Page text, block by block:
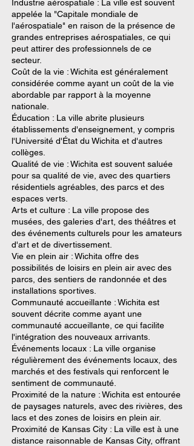
Industrie aérospatiale : La ville est souvent
appelée la "Capitale mondiale de
l'aérospatiale" en raison de la présence de
grandes entreprises aérospatiales, ce qui
peut attirer des professionnels de ce
secteur.
Coût de la vie : Wichita est généralement
considérée comme ayant un coût de la vie
abordable par rapport à la moyenne
nationale.
Éducation : La ville abrite plusieurs
établissements d'enseignement, y compris
l'Université d'État du Wichita et d'autres
collèges.
Qualité de vie : Wichita est souvent saluée
pour sa qualité de vie, avec des quartiers
résidentiels agréables, des parcs et des
espaces verts.
Arts et culture : La ville propose des
musées, des galeries d'art, des théâtres et
des événements culturels pour les amateurs
d'art et de divertissement.
Vie en plein air : Wichita offre des
possibilités de loisirs en plein air avec des
parcs, des sentiers de randonnée et des
installations sportives.
Communauté accueillante : Wichita est
souvent décrite comme ayant une
communauté accueillante, ce qui facilite
l'intégration des nouveaux arrivants.
Événements locaux : La ville organise
régulièrement des événements locaux, des
marchés et des festivals qui renforcent le
sentiment de communauté.
Proximité de la nature : Wichita est entourée
de paysages naturels, avec des rivières, des
lacs et des zones de loisirs en plein air.
Proximité de Kansas City : La ville est à une
distance raisonnable de Kansas City, offrant